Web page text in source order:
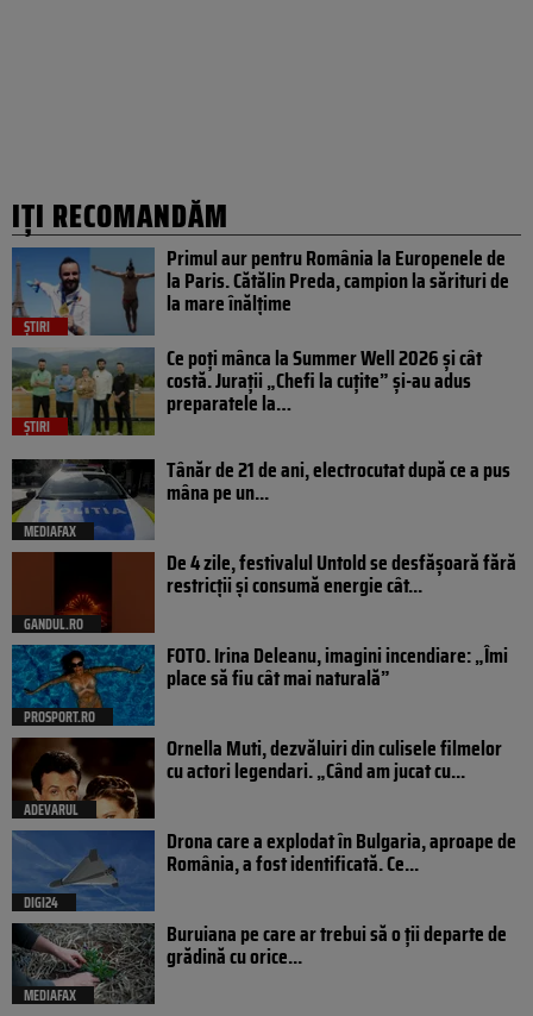
IȚI RECOMANDĂM
ȘTIRI
Primul aur pentru România la Europenele de
la Paris. Cătălin Preda, campion la sărituri de
la mare înălțime
ȘTIRI
Ce poți mânca la Summer Well 2026 și cât
costă. Jurații „Chefi la cuțite” și-au adus
preparatele la…
MEDIAFAX
Tânăr de 21 de ani, electrocutat după ce a pus
mâna pe un...
GANDUL.RO
De 4 zile, festivalul Untold se desfășoară fără
restricții și consumă energie cât...
PROSPORT.RO
FOTO. Irina Deleanu, imagini incendiare: „Îmi
place să fiu cât mai naturală”
ADEVARUL
Ornella Muti, dezvăluiri din culisele filmelor
cu actori legendari. „Când am jucat cu...
DIGI24
Drona care a explodat în Bulgaria, aproape de
România, a fost identificată. Ce...
MEDIAFAX
Buruiana pe care ar trebui să o ții departe de
grădină cu orice...